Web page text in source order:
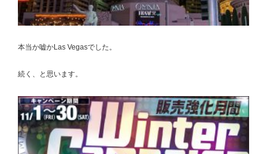
本当か嘘かLas Vegasでした。
続く、と思います。